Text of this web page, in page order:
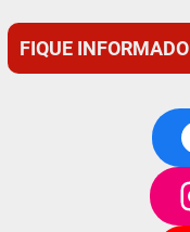
FIQUE INFORMADO